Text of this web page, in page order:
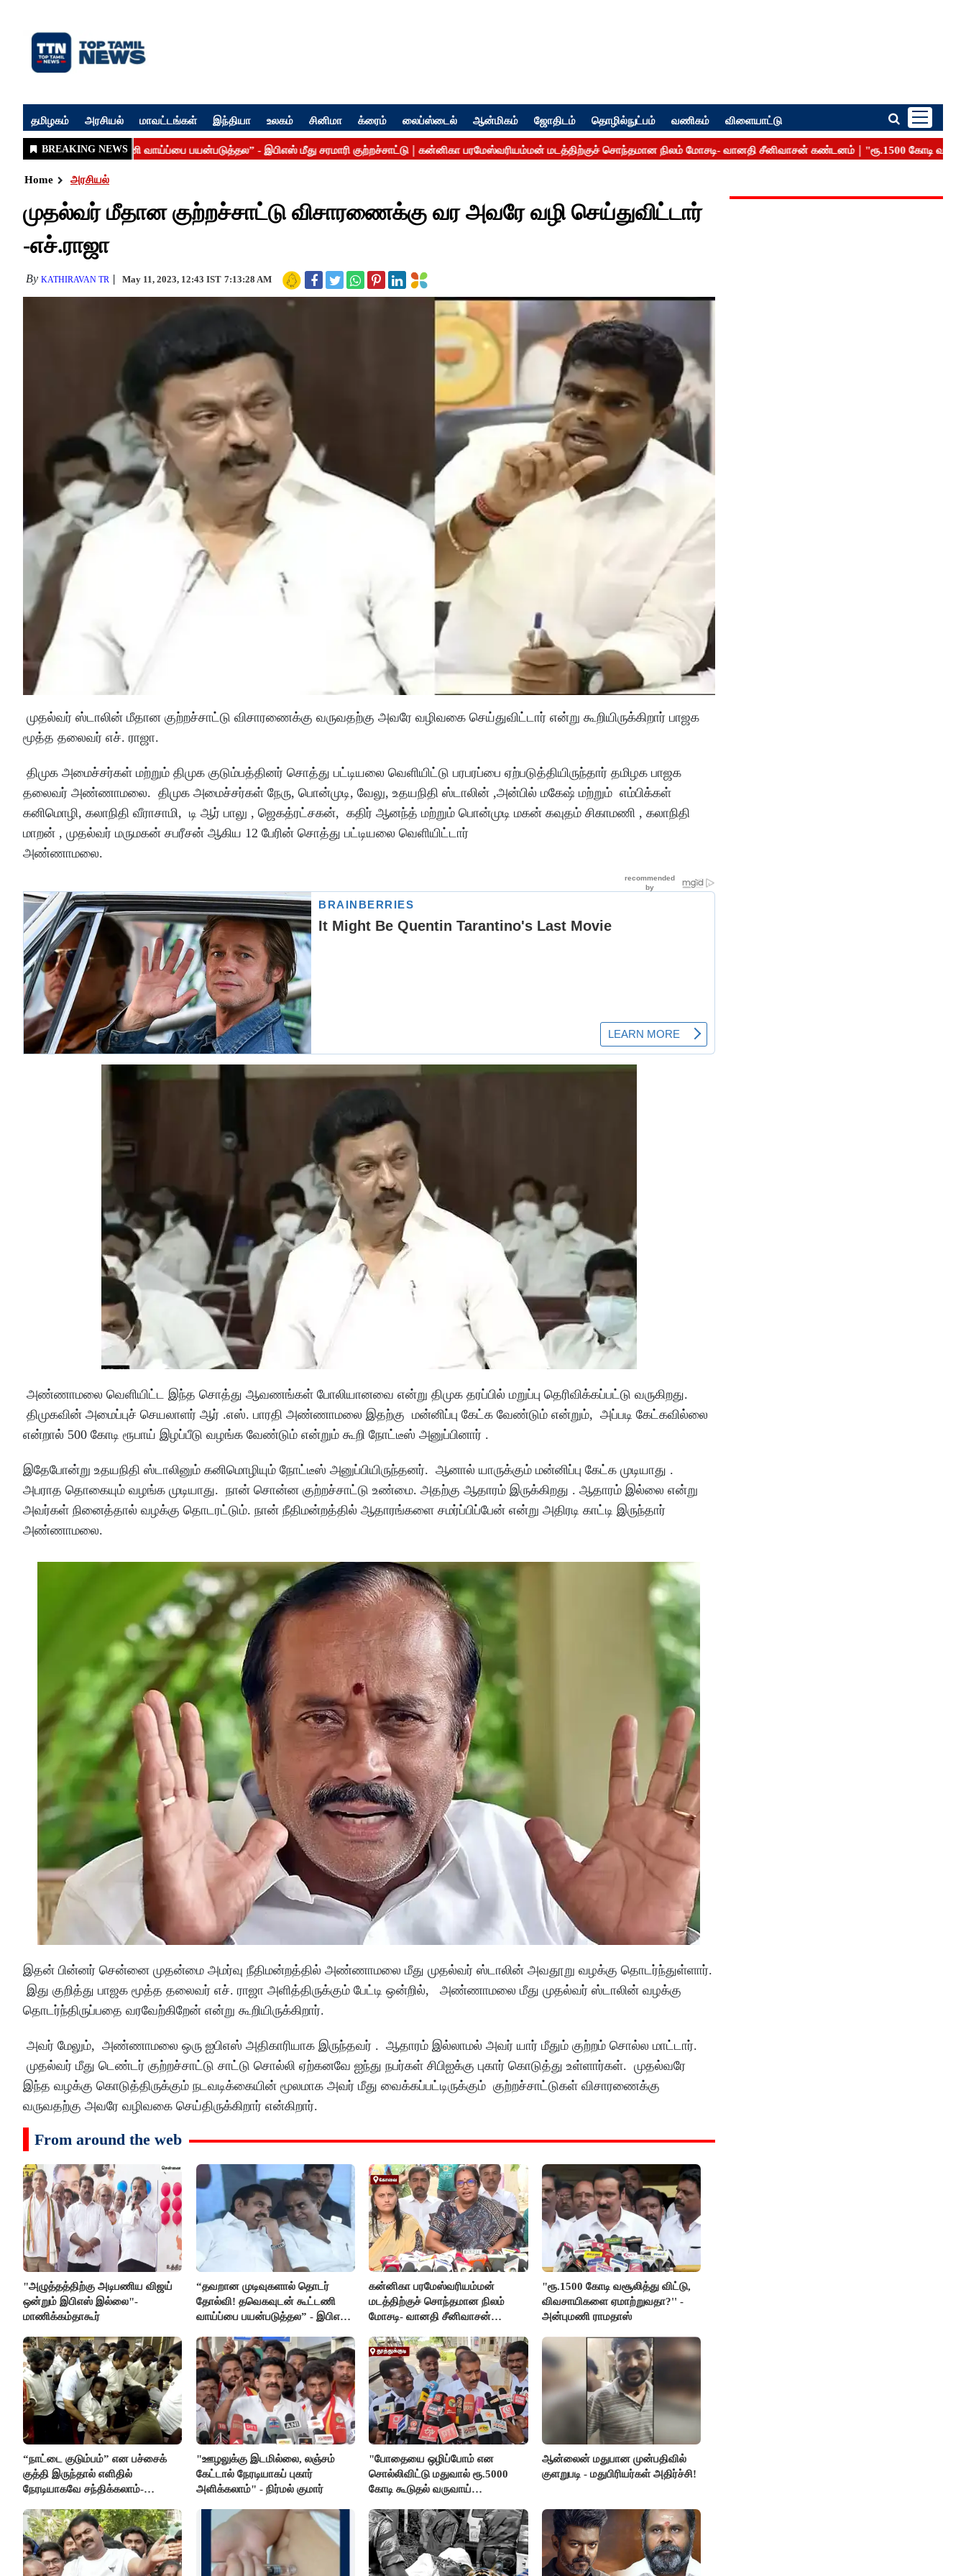
தமிழகம் அரசியல் மாவட்டங்கள் இந்தியா உலகம் சினிமா க்ரைம் லைப்ஸ்டைல் ஆன்மிகம் ஜோதிடம் தொழில்நுட்பம் வணிகம் விளையாட்டு
Home அரசியல்
முதல்வர் மீதான குற்றச்சாட்டு விசாரணைக்கு வர அவரே வழி செய்துவிட்டார்
-எச்.ராஜா
By KATHIRAVAN TR May 11, 2023, 12:43 IST 7:13:28 AM
முதல்வர் ஸ்டாலின் மீதான குற்றச்சாட்டு விசாரணைக்கு வருவதற்கு அவரே வழிவகை செய்துவிட்டார் என்று கூறியிருக்கிறார் பாஜக
மூத்த தலைவர் எச். ராஜா.
திமுக அமைச்சர்கள் மற்றும் திமுக குடும்பத்தினர் சொத்து பட்டியலை வெளியிட்டு பரபரப்பை ஏற்படுத்தியிருந்தார் தமிழக பாஜக
தலைவர் அண்ணாமலை. திமுக அமைச்சர்கள் நேரு, பொன்முடி, வேலு, உதயநிதி ஸ்டாலின் ,அன்பில் மகேஷ் மற்றும் எம்பிக்கள்
கனிமொழி, கலாநிதி வீராசாமி, டி ஆர் பாலு , ஜெகத்ரட்சகன், கதிர் ஆனந்த் மற்றும் பொன்முடி மகன் கவுதம் சிகாமணி , கலாநிதி
மாறன் , முதல்வர் மருமகன் சபரீசன் ஆகிய 12 பேரின் சொத்து பட்டியலை வெளியிட்டார்
அண்ணாமலை.
அண்ணாமலை வெளியிட்ட இந்த சொத்து ஆவணங்கள் போலியானவை என்று திமுக தரப்பில் மறுப்பு தெரிவிக்கப்பட்டு வருகிறது.
திமுகவின் அமைப்புச் செயலாளர் ஆர் .எஸ். பாரதி அண்ணாமலை இதற்கு மன்னிப்பு கேட்க வேண்டும் என்றும், அப்படி கேட்கவில்லை
என்றால் 500 கோடி ரூபாய் இழப்பீடு வழங்க வேண்டும் என்றும் கூறி நோட்டீஸ் அனுப்பினார் .
இதேபோன்று உதயநிதி ஸ்டாலினும் கனிமொழியும் நோட்டீஸ் அனுப்பியிருந்தனர். ஆனால் யாருக்கும் மன்னிப்பு கேட்க முடியாது .
அபராத தொகையும் வழங்க முடியாது. நான் சொன்ன குற்றச்சாட்டு உண்மை. அதற்கு ஆதாரம் இருக்கிறது . ஆதாரம் இல்லை என்று
அவர்கள் நினைத்தால் வழக்கு தொடரட்டும். நான் நீதிமன்றத்தில் ஆதாரங்களை சமர்ப்பிப்பேன் என்று அதிரடி காட்டி இருந்தார்
அண்ணாமலை.
இதன் பின்னர் சென்னை முதன்மை அமர்வு நீதிமன்றத்தில் அண்ணாமலை மீது முதல்வர் ஸ்டாலின் அவதூறு வழக்கு தொடர்ந்துள்ளார்.
இது குறித்து பாஜக மூத்த தலைவர் எச். ராஜா அளித்திருக்கும் பேட்டி ஒன்றில், அண்ணாமலை மீது முதல்வர் ஸ்டாலின் வழக்கு
தொடர்ந்திருப்பதை வரவேற்கிறேன் என்று கூறியிருக்கிறார்.
அவர் மேலும், அண்ணாமலை ஒரு ஐபிஎஸ் அதிகாரியாக இருந்தவர் . ஆதாரம் இல்லாமல் அவர் யார் மீதும் குற்றம் சொல்ல மாட்டார்.
முதல்வர் மீது டெண்டர் குற்றச்சாட்டு சாட்டு சொல்லி ஏற்கனவே ஐந்து நபர்கள் சிபிஐக்கு புகார் கொடுத்து உள்ளார்கள். முதல்வரே
இந்த வழக்கு கொடுத்திருக்கும் நடவடிக்கையின் மூலமாக அவர் மீது வைக்கப்பட்டிருக்கும் குற்றச்சாட்டுகள் விசாரணைக்கு
வருவதற்கு அவரே வழிவகை செய்திருக்கிறார் என்கிறார்.
From around the web
"அழுத்தத்திற்கு அடிபணிய விஜய்
ஒன்றும் இபிஎஸ் இல்லை"-
மாணிக்கம்தாகூர்
“தவறான முடிவுகளால் தொடர்
தோல்வி! தவெகவுடன் கூட்டணி
வாய்ப்பை பயன்படுத்தல” - இபிஎஸ்
கன்னிகா பரமேஸ்வரியம்மன்
மடத்திற்குச் சொந்தமான நிலம்
மோசடி- வானதி சீனிவாசன்
"ரூ.1500 கோடி வசூலித்து விட்டு,
விவசாயிகளை ஏமாற்றுவதா?'' -
அன்புமணி ராமதாஸ்
“நாட்டை குடும்பம்” என பச்சைக்
குத்தி இருந்தால் எளிதில்
நேரடியாகவே சந்திக்கலாம்-
"ஊழலுக்கு இடமில்லை, லஞ்சம்
கேட்டால் நேரடியாகப் புகார்
அளிக்கலாம்" - நிர்மல் குமார்
"போதையை ஒழிப்போம் என
சொல்லிவிட்டு மதுவால் ரூ.5000
கோடி கூடுதல் வருவாய்
மார்க்கண்டேயன்
ஆன்லைன் மதுபான முன்பதிவில்
குளறுபடி - மதுபிரியர்கள் அதிர்ச்சி!